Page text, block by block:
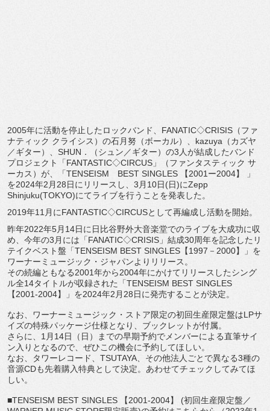
2005年に活動を停止したロックバンド、FANATIC◇CRISIS（ファ
ナティック クライシス）の石月努（ボーカル）、kazuya（カズヤ
／ギター）、SHUN．（シュン／ギター） の3人が結成したバンド
プロジェクト「FANTASTIC◇CIRCUS」（ファンタスティック サ
ーカス）が、「TENSEISM BEST SINGLES 【2001ー2004】 」
を2024年2月28日にリリースし、3月10日(日)にZepp
Shinjuku(TOKYO)にてライブを行うことを発表した。
2019年11月にFANTASTIC◇CIRCUSとして再編成し活動を開始。
昨年2022年5月14日に日比谷野外大音楽堂でのライブを大成功に収
め、今年の3月には「FANATIC◇CRISIS」 結成30周年を記念したリ
テイクベスト盤「TENSEISM BEST SINGLES【1997－2000】」 を
ワーナーミュージック・ジャパンよりリリース。
その続編ともなる2001年から2004年にかけてリリースしたシング
ル全14タイトルが収録された「TENSEISM BEST SINGLES
【2001-2004】」 を2024年2月28日に発売することが決定。
なお、ワーナーミュージック・ ストア限定の初回生産限定盤はLPサ
イズの特殊パッケージ仕様と なり、ブックレットが付属。
さらに、1月14日（日）
までの早期予約でメンバーによる直筆サイ
ン入りとなるので、 ぜひこの機会に予約してほしい。
なお、タワーレコード、TSUTAYA、 その他法人ごとで異なる3種の
音源CDも先着購入特典として決定。あわせてチェックしてみてほ
しい。
■TENSEISM BEST SINGLES 【2001-2004】 (初回生産限定盤／